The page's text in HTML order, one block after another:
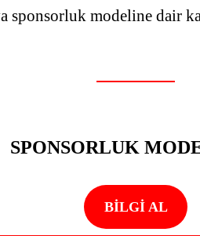
sponsorluk modeline dair
SPONSORLUK
BİLGİ AL